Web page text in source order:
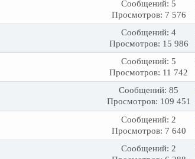
Сообщений: 5
Просмотров: 7 576
Сообщений: 4
Просмотров: 15 986
Сообщений: 5
Просмотров: 11 742
Сообщений: 85
Просмотров: 109 451
Сообщений: 2
Просмотров: 7 640
Сообщений: 2